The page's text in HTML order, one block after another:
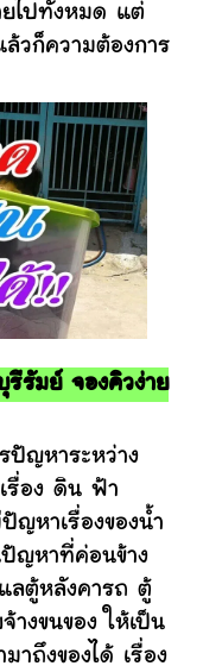
ยไปทั้งหมด แต่
วก็ความต้องการ
รีรัมย์ จองคิวง่าย
หาระหว่าง
รื่อง ดิน ฟ้า
ญหาเรื่องของน้ำ
นปัญหาที่ค่อนข้าง
ลตู้หลังคารถ ตู้
งขนของ ให้เป็น
าถึงของได้ เรื่อง